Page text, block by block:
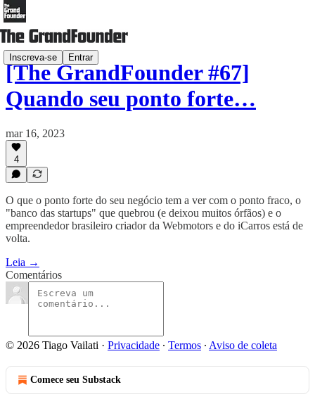
Inscreva-se Entrar
[The GrandFounder #67]
Quando seu ponto forte…
mar 16, 2023
4
O que o ponto forte do seu negócio tem a ver com o ponto fraco, o
"banco das startups" que quebrou (e deixou muitos órfãos) e o
empreendedor brasileiro criador da Webmotors e do iCarros está de
volta.
Leia →
Comentários
© 2026 Tiago Vailati · Privacidade ∙ Termos ∙ Aviso de coleta
Comece seu Substack